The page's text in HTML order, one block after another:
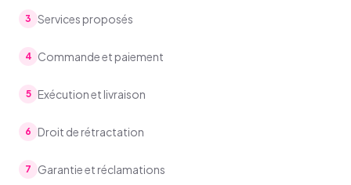
3 Services proposés
4 Commande et paiement
5 Exécution et livraison
6 Droit de rétractation
7 Garantie et réclamations